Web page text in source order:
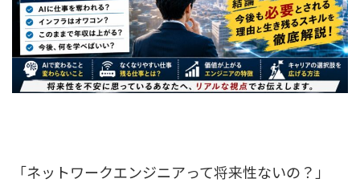
「ネットワークエンジニアって将来性ないの？」